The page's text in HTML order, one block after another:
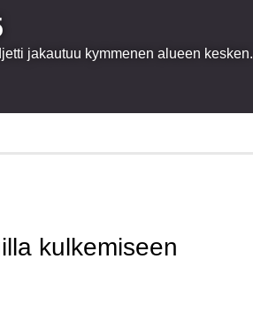
jakautuu kymmenen alueen kesken.
kulkemiseen